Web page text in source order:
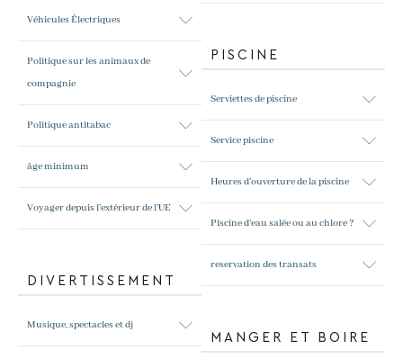
Véhicules Électriques
Politique sur les animaux de
compagnie
Politique antitabac
âge minimum
Voyager depuis l’extérieur de l’UE
DIVERTISSEMENT
Musique, spectacles et dj
PISCINE
Serviettes de piscine
Service piscine
Heures d’ouverture de la piscine
Piscine d’eau salée ou au chlore ?
reservation des transats
MANGER ET BOIRE